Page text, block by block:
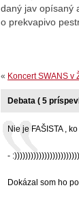
daný jav opísaný
o prekvapivo
« Koncert SWANS v
Debata ( 5
Nie je FAŠISTA ,
-
Dokázal som ho